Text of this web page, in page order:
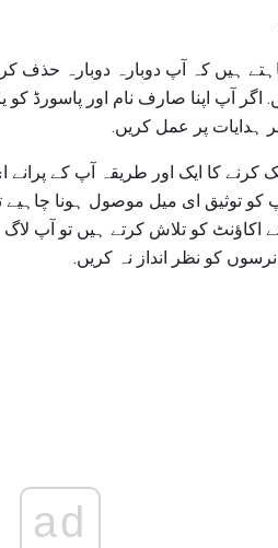
ہیں کہ آپ دوبارہ دوبارہ حذف
اگر آپ اپنا صارف نام اور پاسورڈ
ہدایات پر عمل کریں.
کرنے کا ایک اور طریقہ آپ کے
کو توثیق ای میل موصول ہونا
اکاؤنٹ کو تلاش کرتے ہیں تو آپ
کو نظر انداز نہ کریں.
ad